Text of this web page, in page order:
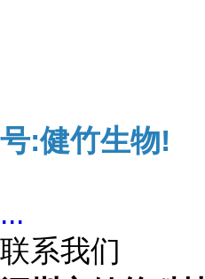
号:健竹生物!
...
联系我们